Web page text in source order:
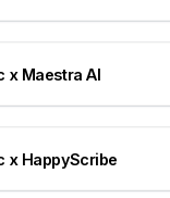
x Maestra AI
x HappyScribe